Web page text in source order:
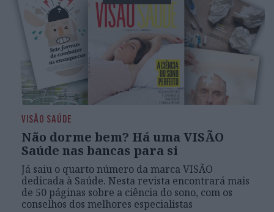
VISÃO SAÚDE
Não dorme bem? Há uma VISÃO
Saúde nas bancas para si
Já saiu o quarto número da marca VISÃO
dedicada à Saúde. Nesta revista encontrará mais
de 50 páginas sobre a ciência do sono, com os
conselhos dos melhores especialistas